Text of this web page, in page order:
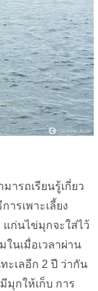
รถเรียนรู้เกี่ยว
รเพาะเลี้ยง
ก่นไข่มุกจะใส่ไว้
นเมื่อเวลาผ่าน
ะเลอีก 2 ปี ว่ากัน
มุกให้เก็บ การ